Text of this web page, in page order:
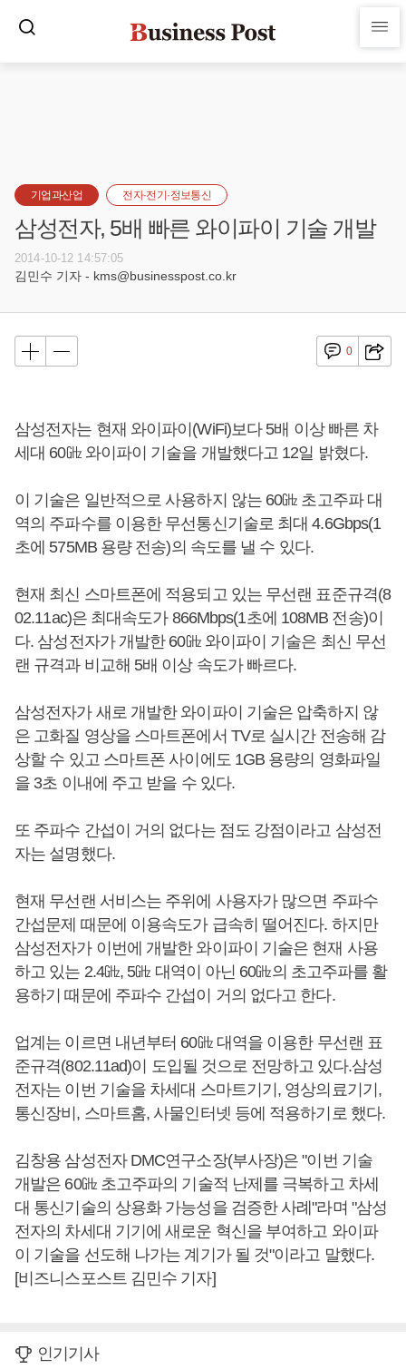
기업과산업 전자·전기·정보통신
삼성전자, 5배 빠른 와이파이 기술 개발
2014-10-12 14:57:05
김민수 기자 - kms@businesspost.co.kr
0
삼성전자는 현재 와이파이(WiFi)보다 5배 이상 빠른 차
세대 60㎓ 와이파이 기술을 개발했다고 12일 밝혔다.
이 기술은 일반적으로 사용하지 않는 60㎓ 초고주파 대
역의 주파수를 이용한 무선통신기술로 최대 4.6Gbps(1
초에 575MB 용량 전송)의 속도를 낼 수 있다.
현재 최신 스마트폰에 적용되고 있는 무선랜 표준규격(8
02.11ac)은 최대속도가 866Mbps(1초에 108MB 전송)이
다. 삼성전자가 개발한 60㎓ 와이파이 기술은 최신 무선
랜 규격과 비교해 5배 이상 속도가 빠르다.
삼성전자가 새로 개발한 와이파이 기술은 압축하지 않
은 고화질 영상을 스마트폰에서 TV로 실시간 전송해 감
상할 수 있고 스마트폰 사이에도 1GB 용량의 영화파일
을 3초 이내에 주고 받을 수 있다.
또 주파수 간섭이 거의 없다는 점도 강점이라고 삼성전
자는 설명했다.
현재 무선랜 서비스는 주위에 사용자가 많으면 주파수
간섭문제 때문에 이용속도가 급속히 떨어진다. 하지만
삼성전자가 이번에 개발한 와이파이 기술은 현재 사용
하고 있는 2.4㎓, 5㎓ 대역이 아닌 60㎓의 초고주파를 활
용하기 때문에 주파수 간섭이 거의 없다고 한다.
업계는 이르면 내년부터 60㎓ 대역을 이용한 무선랜 표
준규격(802.11ad)이 도입될 것으로 전망하고 있다.삼성
전자는 이번 기술을 차세대 스마트기기, 영상의료기기,
통신장비, 스마트홈, 사물인터넷 등에 적용하기로 했다.
김창용 삼성전자 DMC연구소장(부사장)은 "이번 기술
개발은 60㎓ 초고주파의 기술적 난제를 극복하고 차세
대 통신기술의 상용화 가능성을 검증한 사례"라며 "삼성
전자의 차세대 기기에 새로운 혁신을 부여하고 와이파
이 기술을 선도해 나가는 계기가 될 것"이라고 말했다.
[비즈니스포스트 김민수 기자]
인기기사